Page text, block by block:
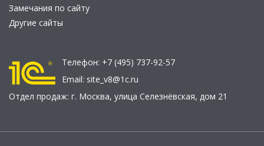
Замечания по сайту
Другие сайты
Телефон: +7 (495) 737-92-57
Email: site_v8@1c.ru
Отдел продаж: г. Москва, улица Селезнёвская, дом 21